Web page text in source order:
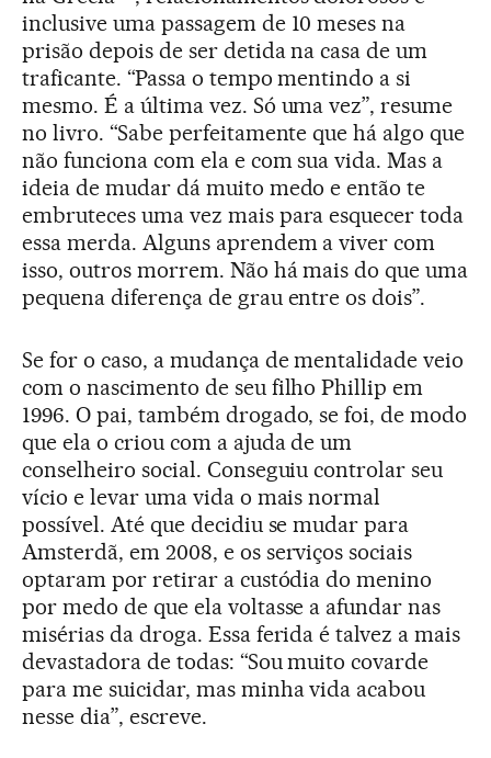
inclusive uma passagem de 10 meses na
prisão depois de ser detida na casa de um
traficante. “Passa o tempo mentindo a si
mesmo. É a última vez. Só uma vez”, resume
no livro. “Sabe perfeitamente que há algo que
não funciona com ela e com sua vida. Mas a
ideia de mudar dá muito medo e então te
embruteces uma vez mais para esquecer toda
essa merda. Alguns aprendem a viver com
isso, outros morrem. Não há mais do que uma
pequena diferença de grau entre os dois”.
Se for o caso, a mudança de mentalidade veio
com o nascimento de seu filho Phillip em
1996. O pai, também drogado, se foi, de modo
que ela o criou com a ajuda de um
conselheiro social. Conseguiu controlar seu
vício e levar uma vida o mais normal
possível. Até que decidiu se mudar para
Amsterdã, em 2008, e os serviços sociais
optaram por retirar a custódia do menino
por medo de que ela voltasse a afundar nas
misérias da droga. Essa ferida é talvez a mais
devastadora de todas: “Sou muito covarde
para me suicidar, mas minha vida acabou
nesse dia”, escreve.